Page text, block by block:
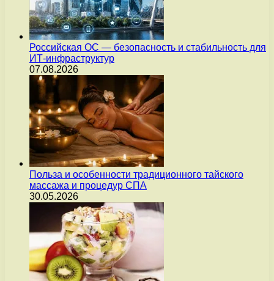
Российская ОС — безопасность и стабильность для
ИТ-инфраструктур
07.08.2026
Польза и особенности традиционного тайского
массажа и процедур СПА
30.05.2026